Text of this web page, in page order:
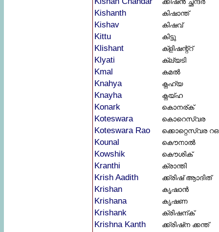
Kishanth കിഷാന്ത്
Kishav കിഷവ്
Kittu കിട്ടു
Klishant ക്ളിഷന്റ്റ്
Klyati ക്ല്യടി
Kmal കമൽ
Knahya ക്നഹ്യ
Knayha ക്നയ്ഹ
Konark കൊനര്ക്
Koteswara കൊറെസ്വര
Koteswara Rao ക്കൊറ്റെസ്വര റഒ
Kounal കൌനാൽ
Kowshik കൌശിക്
Kranthi ക്രാന്തി
Krish Aadith ക്ക്രിഷ് ആാദിത്
Krishan കൃഷാൻ
Krishana കൃഷണ
Krishank ക്രിഷന്ക്
Krishna Kanth ക്ക്രിഷ്ന ക്കന്ത്